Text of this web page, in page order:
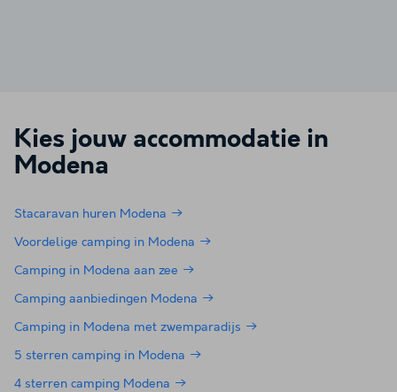
Kies jouw accommodatie in
Modena
Stacaravan huren Modena
Voordelige camping in Modena
Camping in Modena aan zee
Camping aanbiedingen Modena
Camping in Modena met zwemparadijs
5 sterren camping in Modena
4 sterren camping Modena